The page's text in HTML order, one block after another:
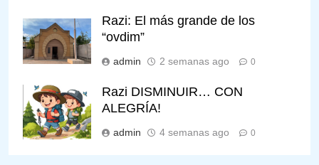
Razi: El más grande de los
“ovdim”
admin 2 semanas ago 0
Razi DISMINUIR… CON
ALEGRÍA!
admin 4 semanas ago 0